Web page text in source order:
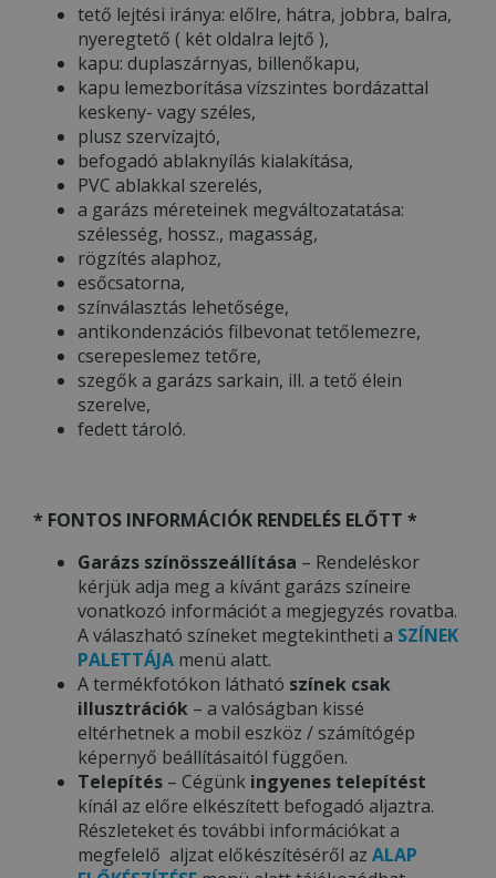
tető lejtési iránya: előlre, hátra, jobbra, balra,
nyeregtető ( két oldalra lejtő ),
kapu: duplaszárnyas, billenőkapu,
kapu lemezborítása vízszintes bordázattal
keskeny- vagy széles,
plusz szervízajtó,
befogadó ablaknyílás kialakítása,
PVC ablakkal szerelés,
a garázs méreteinek megváltozatatása:
szélesség, hossz., magasság,
rögzítés alaphoz,
esőcsatorna,
színválasztás lehetősége,
antikondenzációs filbevonat tetőlemezre,
cserepeslemez tetőre,
szegők a garázs sarkain, ill. a tető élein
szerelve,
fedett tároló.
* FONTOS INFORMÁCIÓK RENDELÉS ELŐTT *
Garázs színösszeállítása – Rendeléskor
kérjük adja meg a kívánt garázs színeire
vonatkozó információt a megjegyzés rovatba.
A válaszható színeket megtekintheti a SZÍNEK
PALETTÁJA menü alatt.
A termékfotókon látható színek csak
illusztrációk – a valóságban kissé
eltérhetnek a mobil eszköz / számítógép
képernyő beállításaitól függően.
Telepítés – Cégünk ingyenes telepítést
kínál az előre elkészített befogadó aljaztra.
Részleteket és további információkat a
megfelelő aljzat előkészítéséről az ALAP